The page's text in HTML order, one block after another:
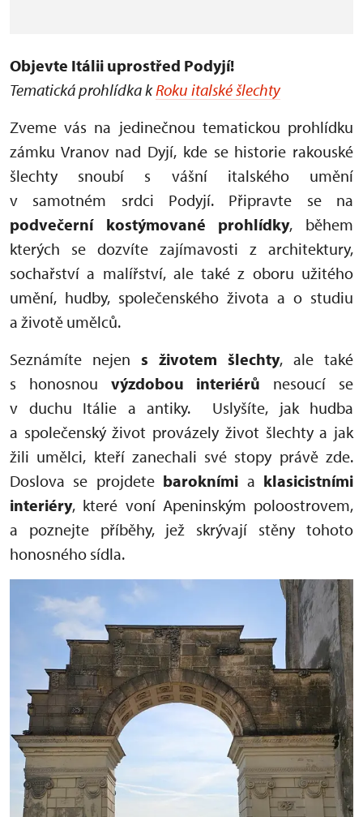
Objevte Itálii uprostřed Podyjí!
Tematická prohlídka kRoku italské šlechty
Zveme vás na jedinečnou tematickou prohlídku
zámku Vranov nad Dyjí, kde se historie rakouské
šlechty snoubí s vášní italského umění
v samotném srdci Podyjí. Připravte se na
podvečerní kostýmované prohlídky, během
kterých se dozvíte zajímavosti z architektury,
sochařství a malířství, ale také z oboru užitého
umění, hudby, společenského života a o studiu
a životě umělců.
Seznámíte nejen s životem šlechty, ale také
s honosnou výzdobou interiérů nesoucí se
v duchu Itálie a antiky. Uslyšíte, jak hudba
a společenský život provázely život šlechty a jak
žili umělci, kteří zanechali své stopy právě zde.
Doslova se projdete barokními a klasicistními
interiéry, které voní Apeninským poloostrovem,
a poznejte příběhy, jež skrývají stěny tohoto
honosného sídla.